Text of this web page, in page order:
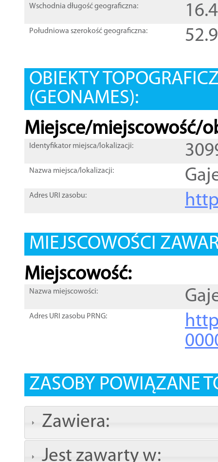
Wschodnia długość geograficzna:
Południowa szerokość geograficzna:
OBIEKTY
(GEONAMES):
Miejsce/miejscowość/
Identyfikator miejsca/lokalizacji:
Nazwa miejsca/lokalizacji:
Adres URI zasobu:
MIEJSCOWOŚCI
Miejscowość:
Nazwa miejscowości:
Adres URI zasobu PRNG:
ZASOBY POWIĄZANE
Zawiera:
Jest zawarty w: